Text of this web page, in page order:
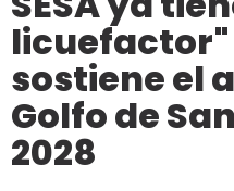
licuefactor"
sostiene el
Golfo de
2028